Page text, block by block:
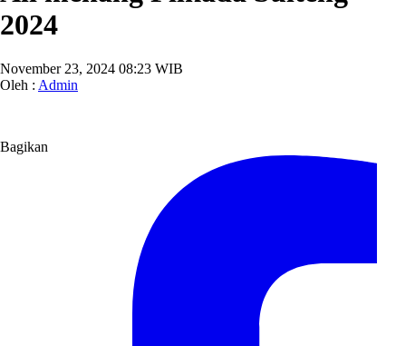
2024
November 23, 2024 08:23 WIB
Oleh : Admin
Bagikan